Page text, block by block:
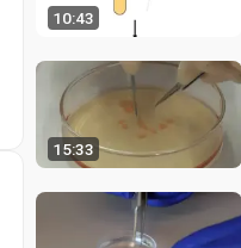
10:43
15:33